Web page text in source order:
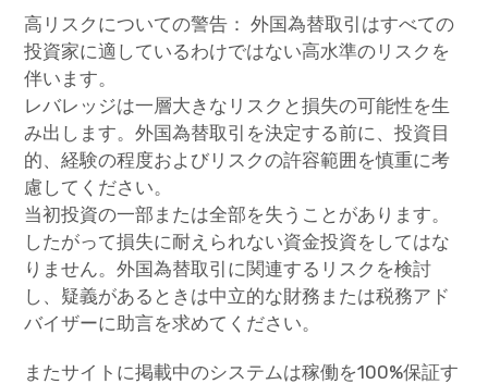
高リスクについての警告： 外国為替取引はすべての
投資家に適しているわけではない高水準のリスクを
伴います。
レバレッジは一層大きなリスクと損失の可能性を生
み出します。外国為替取引を決定する前に、投資目
的、経験の程度およびリスクの許容範囲を慎重に考
慮してください。
当初投資の一部または全部を失うことがあります。
したがって損失に耐えられない資金投資をしてはな
りません。外国為替取引に関連するリスクを検討
し、疑義があるときは中立的な財務または税務アド
バイザーに助言を求めてください。
またサイトに掲載中のシステムは稼働を100%保証す